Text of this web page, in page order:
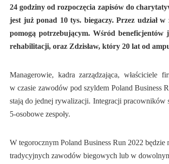
24 godziny od rozpoczęcia zapisów do
jest już ponad 10 tys. biegaczy. Przez udział
pomogą potrzebującym. Wśród beneficjentów
rehabilitacji, oraz Zdzisław, który 20 lat od
Managerowie, kadra zarządzająca,
w czasie zawodów pod szyldem Poland Business
stają do jednej rywalizacji. Integracji pracowników
5-osobowe zespoły.
W tegorocznym Poland Business Run 2022
tradycyjnych zawodów biegowych lub w